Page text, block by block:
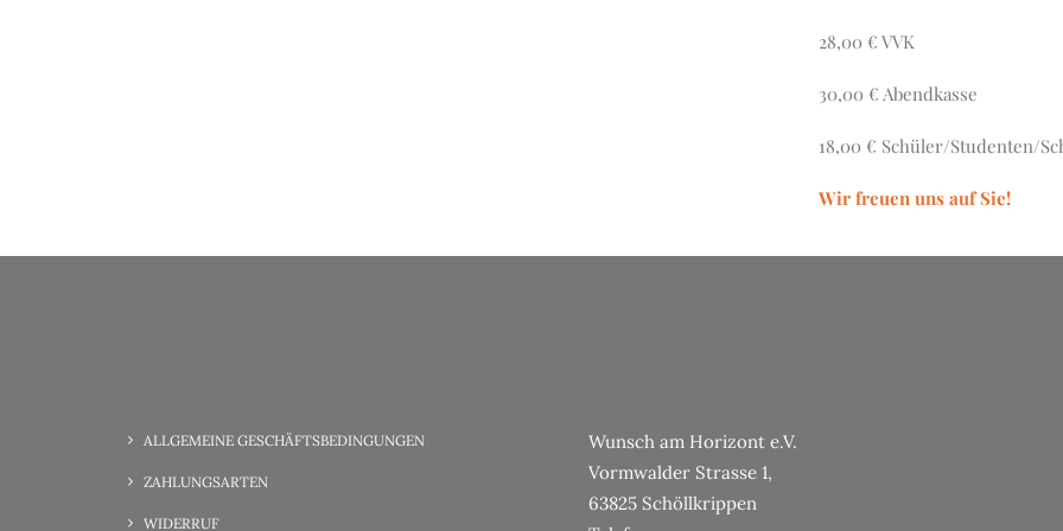
28,00 € VVK
30,00 € Abendkasse
18,00 € Schüler/Studenten/
Wir freuen uns auf Sie!
ALLGEMEINE GESCHÄFTSBEDINGUNGEN
ZAHLUNGSARTEN
WIDERRUF
Wunsch am Horizont e.V.
Vormwalder Strasse 1,
63825 Schöllkrippen